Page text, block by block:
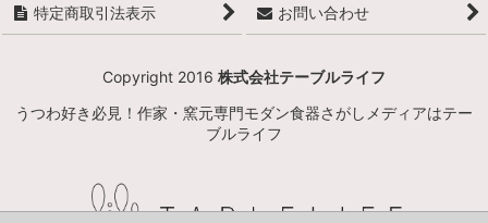
特定商取引法表示 お問い合わせ
Copyright 2016 株式会社テーブルライフ
うつわ好き必見！作家・窯元専門モダン食器さがしメディアはテー
ブルライフ